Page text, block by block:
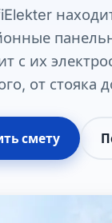
с их
от стояка
смету